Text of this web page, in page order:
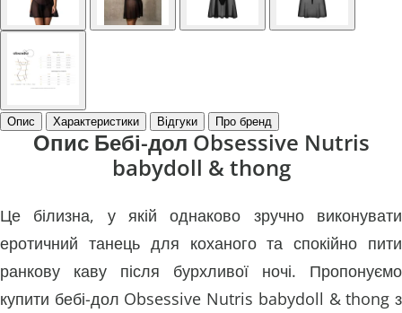
Опис Характеристики Відгуки Про бренд
Опис Бебі-дол Obsessive Nutris
babydoll & thong
Це білизна, у якій однаково зручно виконувати
еротичний танець для коханого та спокійно пити
ранкову каву після бурхливої ​​ночі. Пропонуємо
купити бебі-дол Obsessive Nutris babydoll & thong з